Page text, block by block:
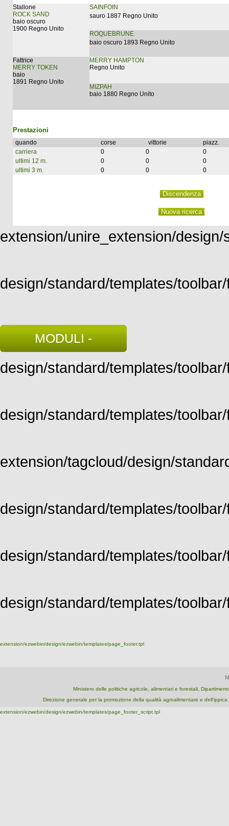
Stallone
ROCK SAND
baio oscuro
1900 Regno Unito
SAINFOIN
sauro 1887 Regno Unito
ROQUEBRUNE
baio oscuro 1893 Regno Unito
Fattrice
MERRY TOKEN
baio
1891 Regno Unito
MERRY HAMPTON
Regno Unito
MIZPAH
baio 1880 Regno Unito
Prestazioni
quando corse vittorie
piazz.
carriera
0 0
0
ultimi 12 m.
0 0
0
ultimi 3 m.
0 0 0
extension/unire_extension/
design/standard/templates/
MODULI -
DOCUMENTI
design/standard/templates/
design/standard/templates/
extension/tagcloud/design/
design/standard/templates/
design/standard/templates/
design/standard/templates/
extension/ezwebin/design/ezwebin/templates/page_footer.tpl
Ministero delle politiche agricole, alimentari e forestali,
Direzione generale per la promozione della qualità agroalimentare e
extension/ezwebin/design/ezwebin/templates/page_footer_script.tpl